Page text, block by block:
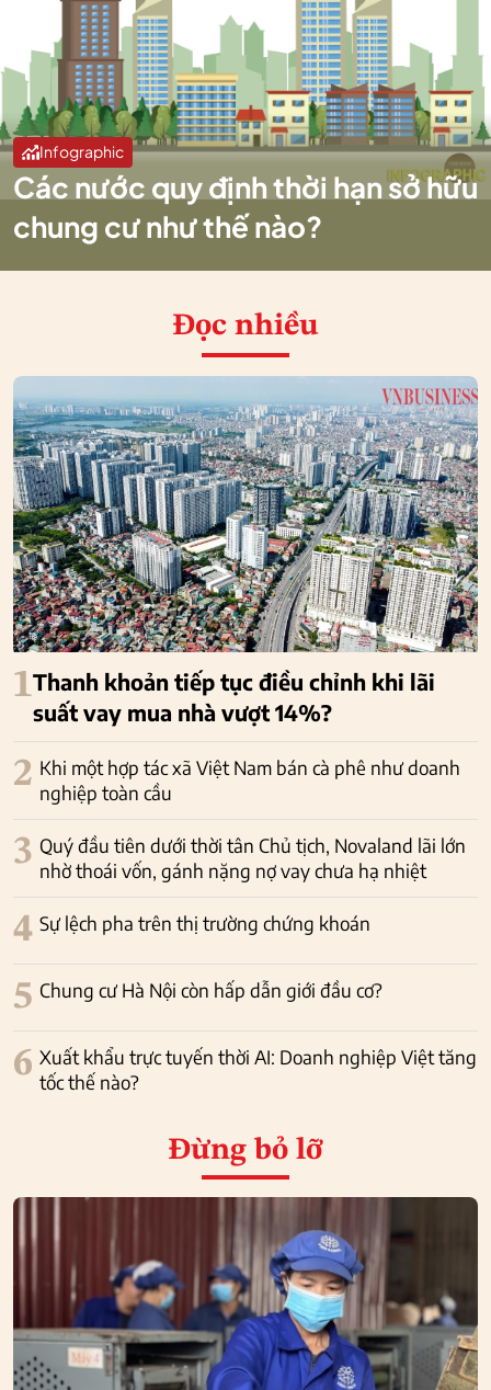
Infographic
Các nước quy định thời hạn sở hữu
chung cư như thế nào?
Đọc nhiều
1Thanh khoản tiếp tục điều chỉnh khi lãi
suất vay mua nhà vượt 14%?
2 Khi một hợp tác xã Việt Nam bán cà phê như doanh
nghiệp toàn cầu
3 Quý đầu tiên dưới thời tân Chủ tịch, Novaland lãi lớn
nhờ thoái vốn, gánh nặng nợ vay chưa hạ nhiệt
4 Sự lệch pha trên thị trường chứng khoán
5 Chung cư Hà Nội còn hấp dẫn giới đầu cơ?
6 Xuất khẩu trực tuyến thời AI: Doanh nghiệp Việt tăng
tốc thế nào?
Đừng bỏ lỡ